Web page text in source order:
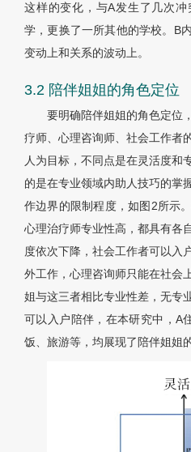
这样的变化，与A发生了几次
学，更换了一所其他的学校。B
变动上和关系的波动上。
3.2 陪伴姐姐的角色定位
要明确陪伴姐姐的角色定位
疗师、心理咨询师、社会工作者
人为目标，不同点是在灵活度和
的是在专业领域内助人技巧的掌
作边界的限制程度，如图2所示
心理治疗师专业性高，都具有各
度依次下降，社会工作者可以入
外工作，心理咨询师只能在社会
姐与这三者相比专业性差，无专
可以入户陪伴，在本研究中，A
饭、旅游等，均展现了陪伴姐姐